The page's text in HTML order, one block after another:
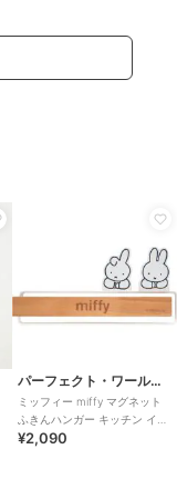
パーフェクト・ワールド・トーキョー
ミッフィー miffy マグネット
ふきんハンガー キッチン イン
テリア
¥2,090